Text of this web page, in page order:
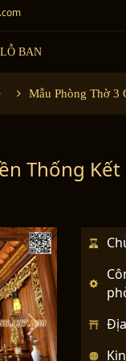
BAN
Mẫu Phòng Thờ 3
Thống
N
e